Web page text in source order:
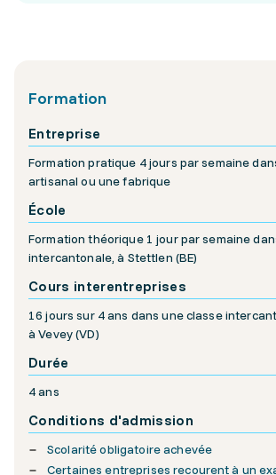
Formation
Entreprise
Formation pratique 4 jours par semaine
artisanal ou une fabrique
École
Formation théorique 1 jour par semaine
intercantonale, à Stettlen (BE)
Cours interentreprises
16 jours sur 4 ans dans une classe
à Vevey (VD)
Durée
4 ans
Conditions d'admission
Scolarité obligatoire achevée
Certaines entreprises recourent à un